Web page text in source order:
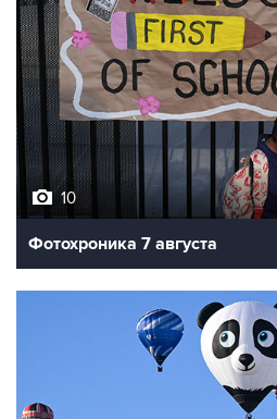
10
Фотохроника 7 августа